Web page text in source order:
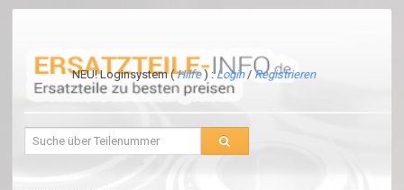
NEU! Loginsystem (Hilfe) :Login /Registrieren